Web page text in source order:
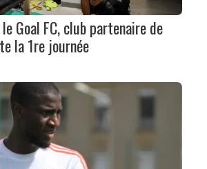
Goal FC, club partenaire de
la 1re journée